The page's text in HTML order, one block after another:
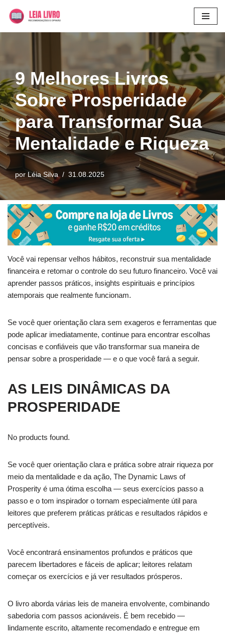
conteúdo
9 Melhores Livros
Sobre Prosperidade
para Transformar Sua
Mentalidade e Riqueza
porLéia Silva 31.08.2025
Você vai repensar velhos hábitos, reconstruir sua mentalidade
financeira e retomar o controle do seu futuro financeiro. Você vai
aprender passos práticos, insights espirituais e princípios
atemporais que realmente funcionam.
Se você quer orientação clara sem exageros e ferramentas que
pode aplicar imediatamente, continue para encontrar escolhas
concisas e confiáveis que vão transformar sua maneira de
pensar sobre a prosperidade — e o que você fará a seguir.
AS LEIS DINÂMICAS DA
PROSPERIDADE
No products found.
Se você quer orientação clara e prática sobre atrair riqueza por
meio da mentalidade e da ação, The Dynamic Laws of
Prosperity é uma ótima escolha — seus exercícios passo a
passo e o tom inspirador o tornam especialmente útil para
leitores que preferem práticas práticas e resultados rápidos e
perceptíveis.
Você encontrará ensinamentos profundos e práticos que
parecem libertadores e fáceis de aplicar; leitores relatam
começar os exercícios e já ver resultados prósperos.
O livro aborda várias leis de maneira envolvente, combinando
sabedoria com passos acionáveis. É bem recebido —
lindamente escrito, altamente recomendado e entregue em